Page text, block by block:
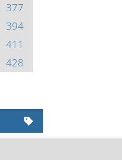
377
394
411
428